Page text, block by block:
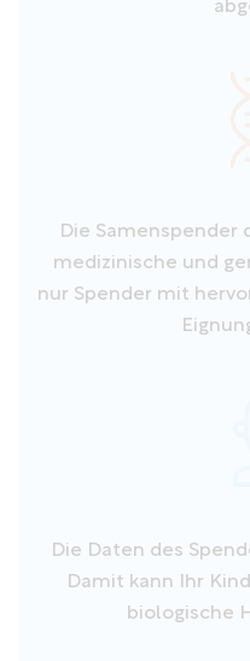
Die
medizinische und
nur Spender mit
Die Daten des
Damit kann Ihr
biologische